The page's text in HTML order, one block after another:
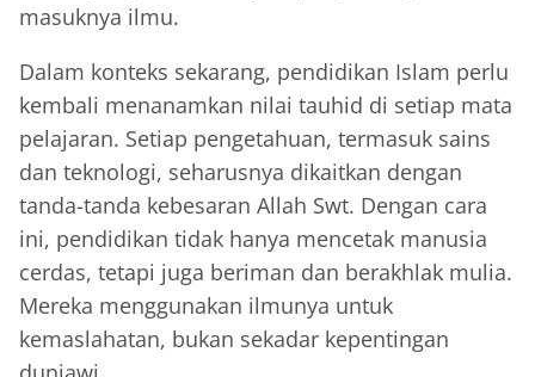
masuknya ilmu.
Dalam konteks sekarang, pendidikan Islam perlu
kembali menanamkan nilai tauhid di setiap mata
pelajaran. Setiap pengetahuan, termasuk sains
dan teknologi, seharusnya dikaitkan dengan
tanda-tanda kebesaran Allah Swt. Dengan cara
ini, pendidikan tidak hanya mencetak manusia
cerdas, tetapi juga beriman dan berakhlak mulia.
Mereka menggunakan ilmunya untuk
kemaslahatan, bukan sekadar kepentingan